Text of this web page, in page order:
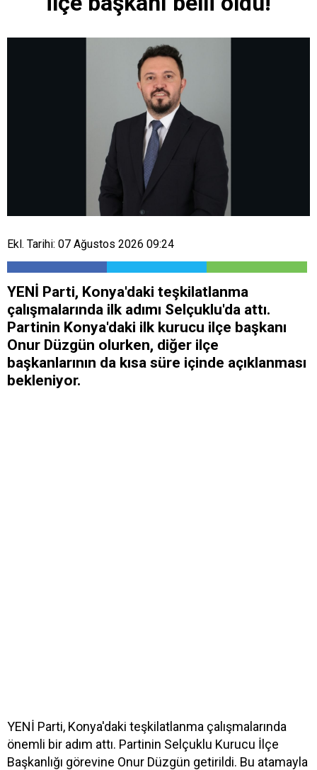
Ekl. Tarihi: 07 Ağustos 2026 09:24
YENİ Parti, Konya'daki teşkilatlanma
çalışmalarında ilk adımı Selçuklu'da attı.
Partinin Konya'daki ilk kurucu ilçe başkanı
Onur Düzgün olurken, diğer ilçe
başkanlarının da kısa süre içinde açıklanması
bekleniyor.
YENİ Parti, Konya'daki teşkilatlanma çalışmalarında
önemli bir adım attı. Partinin Selçuklu Kurucu İlçe
Başkanlığı görevine Onur Düzgün getirildi. Bu atamayla